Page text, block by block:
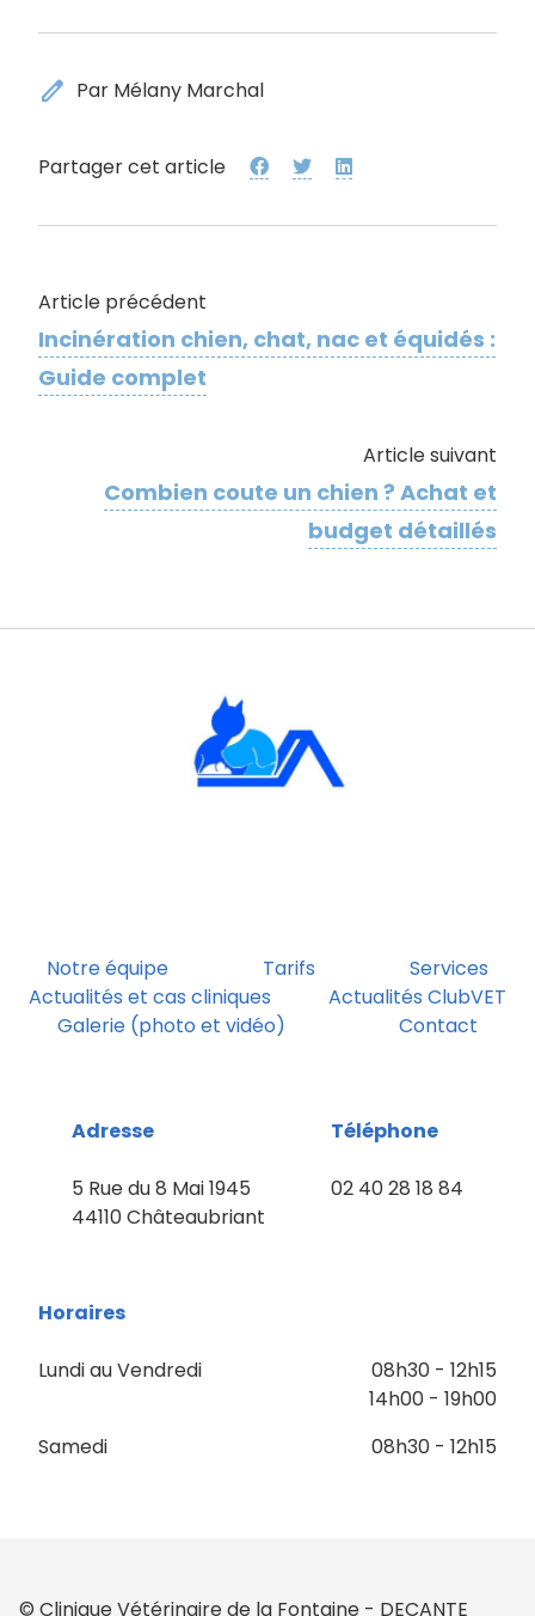
edit Par Mélany Marchal
Partager cet article
Article précédent
Incinération chien, chat, nac et équidés :
Guide complet
Article suivant
Combien coute un chien ? Achat et
budget détaillés
Notre équipe Tarifs
Services
Actualités et cas cliniques
Actualités ClubVET
Galerie (photo et vidéo)
Contact
Adresse
5 Rue du 8 Mai 1945
44110 Châteaubriant
Téléphone
02 40 28 18 84
Horaires
Lundi au Vendredi
08h30 - 12h15
14h00 - 19h00
Samedi
08h30 - 12h15
© Clinique Vétérinaire de la Fontaine - DECANTE